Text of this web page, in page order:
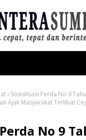
Sosialisasi Perda No 9
Ajak Masyarakat Terlibat
No 9